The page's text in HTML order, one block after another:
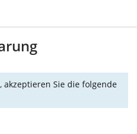
akzeptieren Sie die folgende